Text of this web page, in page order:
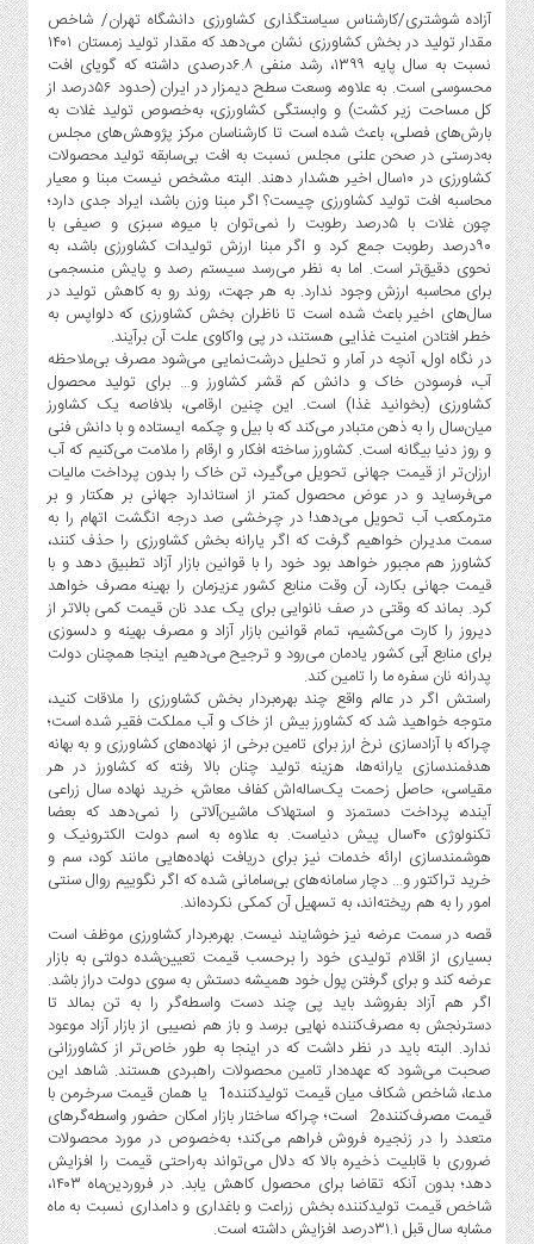
ارز
دیجیتال
کشاورزی
و
صنایع
غذایی
سیاسی
و
بین
الملل
نگاه
روز
گوناگون
آزاده شوشتری/کارشناس سیاستگذاری کشاورزی دانشگاه تهران/شاخص
مقدار تولید در بخش کشاورزی نشان می‌دهد که مقدار تولید زمستان ۱۴۰۱
نسبت به سال پایه ۱۳۹۹، رشد منفی ۶.۸درصدی داشته که گویای افت
محسوسی است. به علاوه، وسعت سطح دیمزار در ایران (حدود ۵۶‌درصد از
کل مساحت زیر کشت) و وابستگی کشاورزی، به‌خصوص تولید غلات به
بارش‌‌‌های فصلی، باعث شده است تا کارشناسان مرکز پژوهش‌‌‌های مجلس
به‌درستی در صحن علنی مجلس نسبت به افت بی‌سابقه تولید محصولات
کشاورزی در ۱۰سال اخیر هشدار دهند. البته مشخص نیست مبنا و معیار
محاسبه افت تولید کشاورزی چیست؟ اگر مبنا وزن باشد، ایراد جدی دارد؛
چون غلات با ۵درصد رطوبت را نمی‌‌‌توان با میوه، سبزی و صیفی با
۹۰درصد رطوبت جمع کرد و اگر مبنا ارزش تولیدات کشاورزی باشد، به
نحوی دقیق‌تر است. اما به نظر می‌رسد سیستم رصد و پایش منسجمی
برای محاسبه ارزش وجود ندارد. به هر جهت، روند رو به کاهش تولید در
سال‌های اخیر باعث شده است تا ناظران بخش کشاورزی که دلواپس به
خطر افتادن امنیت غذایی هستند، در پی واکاوی علت آن برآیند.
در نگاه اول، آنچه در آمار و تحلیل درشت‌نمایی می‌شود مصرف بی‌ملاحظه
آب، فرسودن خاک و دانش کم قشر کشاورز و… برای تولید محصول
کشاورزی (بخوانید غذا) است. این چنین ارقامی، بلافاصه یک کشاورز
میان‌سال را به ذهن متبادر می‌کند که با بیل و چکمه ایستاده و با دانش فنی
و روز دنیا بیگانه است. کشاورز ساخته افکار و ارقام را ملامت می‌‌‌کنیم که آب
ارزان‌‌‌تر از قیمت جهانی تحویل می‌گیرد، تن خاک را بدون پرداخت مالیات
می‌‌‌فرساید و در عوض محصول کمتر از استاندارد جهانی بر هکتار و بر
مترمکعب آب تحویل می‌دهد! در چرخشی صد درجه انگشت اتهام را به
سمت مدیران خواهیم گرفت که اگر یارانه بخش کشاورزی را حذف کنند،
کشاورز هم مجبور خواهد بود خود را با قوانین بازار آزاد تطبیق دهد و با
قیمت جهانی بکارد، آن وقت منابع کشور عزیزمان را بهینه مصرف خواهد
کرد. بماند که وقتی در صف نانوایی برای یک عدد نان قیمت کمی بالاتر از
دیروز را کارت می‌کشیم، تمام قوانین بازار آزاد و مصرف بهینه و دلسوزی
برای منابع آبی کشور یادمان می‌رود و ترجیح می‌‌‌دهیم اینجا همچنان دولت
پدرانه نان سفره ما را تامین کند.
راستش اگر در عالم واقع چند بهره‌بردار بخش کشاورزی را ملاقات کنید،
متوجه خواهید شد که کشاورز بیش از خاک و آب مملکت فقیر شده است؛
چراکه با آزاد‌سازی نرخ ارز برای تامین برخی از نهاده‌‌‌های کشاورزی و به بهانه
هدفمندسازی یارانه‌‌‌ها، هزینه تولید چنان بالا رفته که کشاورز در هر
مقیاسی، حاصل زحمت یک‌ساله‌اش کفاف معاش، خرید نهاده سال زراعی
آینده، پرداخت دستمزد و استهلاک ماشین‌‌‌آلاتی را نمی‌دهد که بعضا
تکنولوژی ۴۰سال پیش دنیاست. به علاوه به اسم دولت الکترونیک و
هوشمند‌سازی ارائه خدمات نیز برای دریافت نهاده‌هایی مانند کود، سم و
خرید تراکتور و… دچار سامانه‌‌‌های بی‌سامانی شده که اگر نگوییم روال سنتی
امور را به هم ریخته‌اند، به تسهیل آن کمکی نکرده‌اند.
قصه در سمت عرضه نیز خوشایند نیست. بهره‌‌‌بردار کشاورزی موظف است
بسیاری از اقلام تولیدی خود را برحسب قیمت تعیین‌شده دولتی به بازار
عرضه کند و برای گرفتن پول خود همیشه دستش به سوی دولت دراز باشد.
اگر هم آزاد بفروشد باید پی چند دست واسطه‌گر را به تن بمالد تا
دسترنجش به مصرف‌کننده نهایی برسد و باز هم نصیبی از بازار آزاد موعود
ندارد. البته باید در نظر داشت که در اینجا به طور خاص‌‌‌تر از کشاورزانی
صحبت می‌شود که عهده‌دار تامین محصولات راهبردی هستند. شاهد این
مدعا، شاخص شکاف میان قیمت تولیدکننده1 یا همان قیمت سرخرمن با
قیمت مصرف‌کننده2 است؛ چراکه ساختار بازار امکان حضور واسطه‌‌‌گرهای
متعدد را در زنجیره فروش فراهم می‌کند؛ به‌خصوص در مورد محصولات
ضروری با قابلیت ذخیره بالا که دلال می‌‌‌تواند به‌راحتی قیمت را افزایش
دهد؛ بدون آنکه تقاضا برای محصول کاهش یابد. در فروردین‌ماه ۱۴۰۳،
شاخص قیمت تولیدکننده بخش زراعت و باغداری و دامداری نسبت به ماه
مشابه سال قبل ۳۱.۱‌درصد افزایش داشته است.